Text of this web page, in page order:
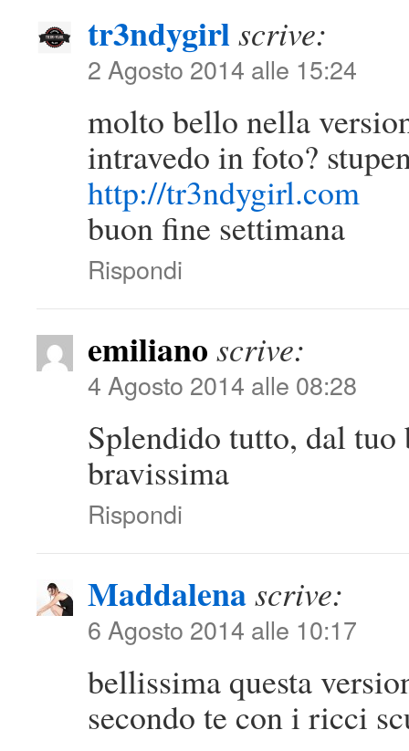
tr3ndygirlscrive:
2 Agosto 2014 alle 15:24
molto bello nella
intravedo in foto?
http://tr3ndygirl.com
buon fine settimana
Rispondi
emiliano scrive:
4 Agosto 2014 alle 08:28
Splendido tutto, dal
bravissima
Rispondi
Maddalenascrive:
6 Agosto 2014 alle 10:17
bellissima questa
secondo te con i ricci